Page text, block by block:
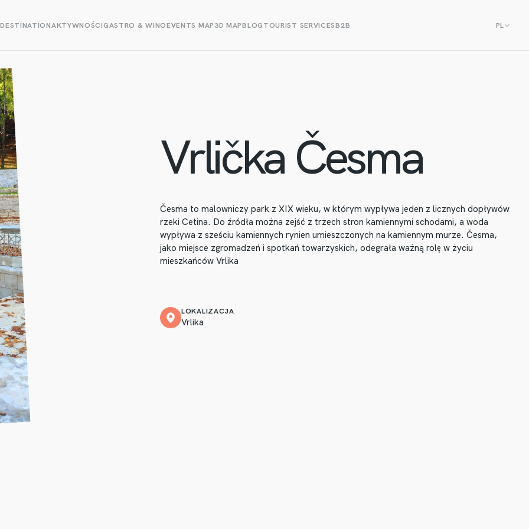
DESTINATIONAKTYWNOŚCIGASTRO & WINOEVENTS MAP3D MAPBLOGTOURIST SERVICESB2B PL
Vrlička Česma
Česma to malowniczy park z XIX wieku, w którym wypływa jeden z licznych dopływów
rzeki Cetina. Do źródła można zejść z trzech stron kamiennymi schodami, a woda
wypływa z sześciu kamiennych rynien umieszczonych na kamiennym murze. Česma,
jako miejsce zgromadzeń i spotkań towarzyskich, odegrała ważną rolę w życiu
mieszkańców Vrlika
LOKALIZACJA
Vrlika